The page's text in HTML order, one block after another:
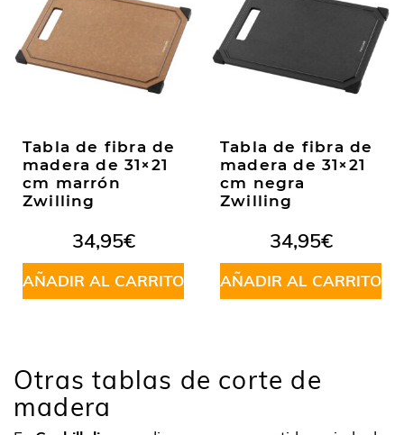
Tabla de fibra de
madera de 31×21
cm marrón
Zwilling
34,95€
AÑADIR AL CARRITO
Tabla de fibra de
madera de 31×21
cm negra
Zwilling
34,95€
AÑADIR AL CARRITO
Otras tablas de corte de
madera